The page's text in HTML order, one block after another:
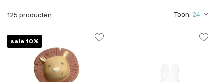
125 producten Toon:
sale 10%